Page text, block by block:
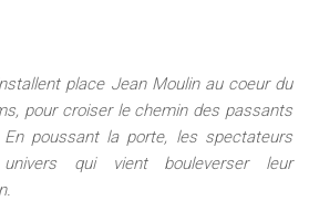
place Jean Moulin au coeur du
pour croiser le chemin des passants
poussant la porte, les spectateurs
qui vient bouleverser leur